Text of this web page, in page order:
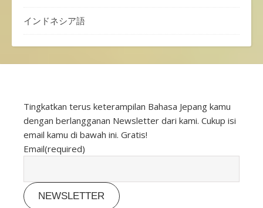
インドネシア語
Tingkatkan terus keterampilan Bahasa Jepang kamu
dengan berlangganan Newsletter dari kami. Cukup isi
email kamu di bawah ini. Gratis!
Email(required)
NEWSLETTER